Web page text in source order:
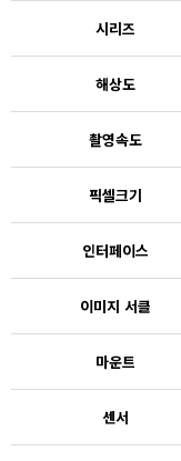
시리즈
해상도
촬영속도
픽셀크기
인터페이스
이미지 서클
마운트
센서